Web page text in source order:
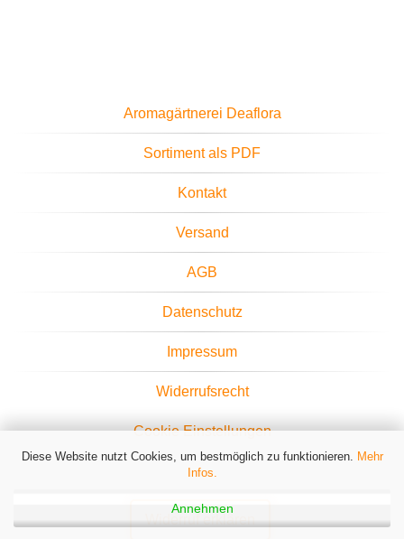
Diese Website nutzt Cookies, um bestmöglich zu funktionieren. Mehr
Infos.
Annehmen
Aromagärtnerei Deaflora
Sortiment als PDF
Kontakt
Versand
AGB
Datenschutz
Impressum
Widerrufsrecht
Cookie Einstellungen
Widerruf erklären